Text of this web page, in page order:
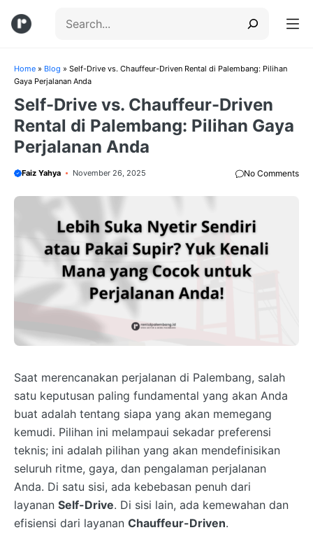
Menu
Home » Blog » Self-Drive vs. Chauffeur-Driven Rental di Palembang: Pilihan
Gaya Perjalanan Anda
Self-Drive vs. Chauffeur-Driven
Rental di Palembang: Pilihan Gaya
Perjalanan Anda
Faiz Yahya November 26, 2025 No Comments
Saat merencanakan perjalanan di Palembang, salah
satu keputusan paling fundamental yang akan Anda
buat adalah tentang siapa yang akan memegang
kemudi. Pilihan ini melampaui sekadar preferensi
teknis; ini adalah pilihan yang akan mendefinisikan
seluruh ritme, gaya, dan pengalaman perjalanan
Anda. Di satu sisi, ada kebebasan penuh dari
layanan Self-Drive. Di sisi lain, ada kemewahan dan
efisiensi dari layanan Chauffeur-Driven.